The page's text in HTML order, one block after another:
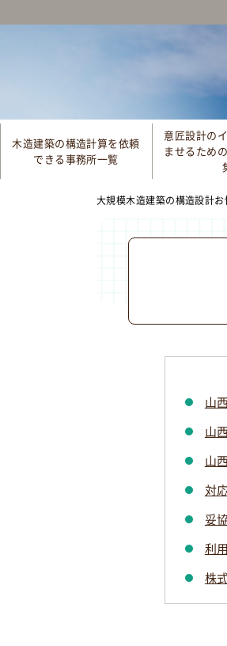
木造建築の構造計算を依頼
できる事務所一覧
意匠設計の
ませるため
大規模木造建築の構造設計
山
山
山
対
妥
利
株